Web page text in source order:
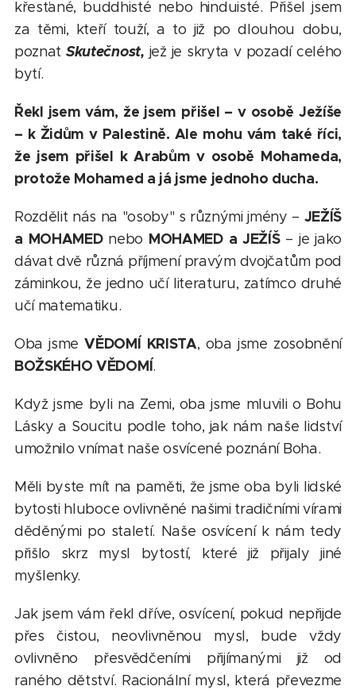
křesťané, buddhisté nebo hinduisté. Přišel jsem
za těmi, kteří touží, a to již po dlouhou dobu,
poznatSkutečnost, jež je skryta v pozadí celého
bytí.
Řekl jsem vám, že jsem přišel – v osobě Ježíše
– k Židům v Palestině. Ale mohu vám také říci,
že jsem přišel k Arabům v osobě Mohameda,
protože Mohamed a já jsme jednoho ducha.
Rozdělit nás na "osoby" s různými jmény – JEŽÍŠ
a MOHAMEDnebo MOHAMED a JEŽÍŠ– je jako
dávat dvě různá příjmení pravým dvojčatům pod
záminkou, že jedno učí literaturu, zatímco druhé
učí matematiku.
Oba jsmeVĚDOMÍ KRISTA, oba jsme zosobnění
BOŽSKÉHO VĚDOMÍ.
Když jsme byli na Zemi, oba jsme mluvili o Bohu
Lásky a Soucitu podle toho, jak nám naše lidství
umožnilo vnímat naše osvícené poznání Boha.
Měli byste mít na paměti, že jsme oba byli lidské
bytosti hluboce ovlivněné našimi tradičními vírami
děděnými po staletí. Naše osvícení k nám tedy
přišlo skrz mysl bytostí, které již přijaly jiné
myšlenky.
Jak jsem vám řekl dříve, osvícení, pokud nepřijde
přes čistou, neovlivněnou mysl, bude vždy
ovlivněno přesvědčeními přijímanými již od
raného dětství. Racionální mysl, která převezme